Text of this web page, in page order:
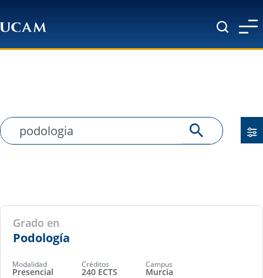
Grado en
Podología
Modalidad
Presencial
Créditos
240 ECTS
Campus
Murcia